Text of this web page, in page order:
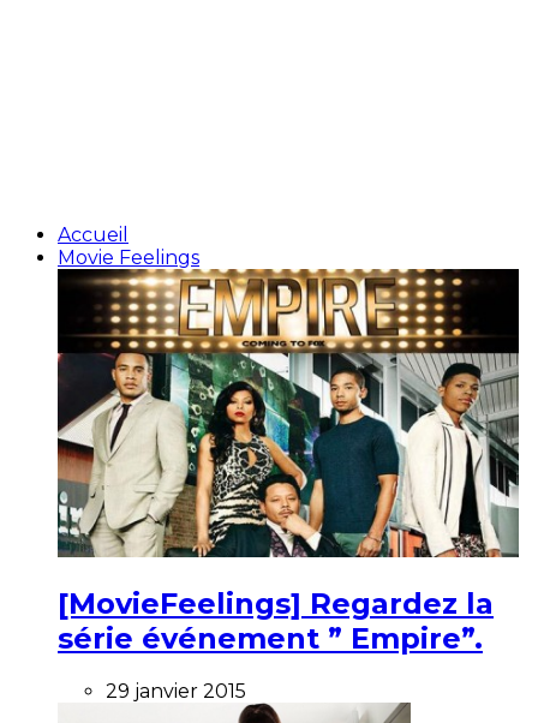
Accueil
Movie Feelings
[MovieFeelings] Regardez la
série événement ” Empire”.
29 janvier 2015